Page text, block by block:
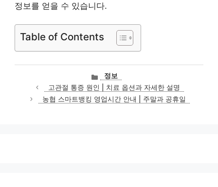
정보를 얻을 수 있습니다.
Table of Contents
카
테
고
리
정보
고관절 통증 원인 | 치료 옵션과 자세한 설명
농협 스마트뱅킹 영업시간 안내 | 주말과 공휴일